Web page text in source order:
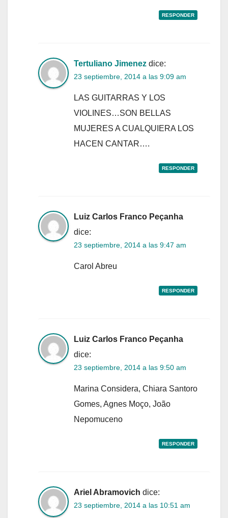
RESPONDER
Tertuliano Jimenez dice:
23 septiembre, 2014 a las 9:09 am
LAS GUITARRAS Y LOS
VIOLINES…SON BELLAS
MUJERES A CUALQUIERA LOS
HACEN CANTAR….
RESPONDER
Luiz Carlos Franco Peçanha
dice:
23 septiembre, 2014 a las 9:47 am
Carol Abreu
RESPONDER
Luiz Carlos Franco Peçanha
dice:
23 septiembre, 2014 a las 9:50 am
Marina Considera, Chiara Santoro
Gomes, Agnes Moço, João
Nepomuceno
RESPONDER
Ariel Abramovich dice:
23 septiembre, 2014 a las 10:51 am